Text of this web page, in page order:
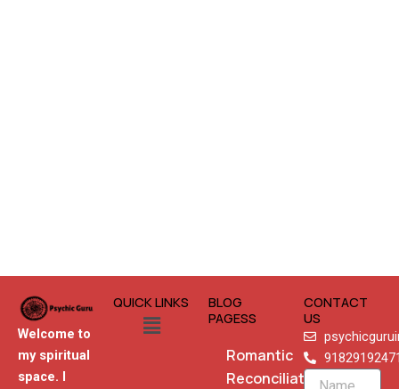
Welcome to
my spiritual
space. I
QUICK LINKS
Menu
BLOG
PAGESS
Romantic
Reconciliation
CONTACT
US
Name